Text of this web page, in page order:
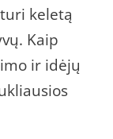
keletą
Kaip
ir idėjų